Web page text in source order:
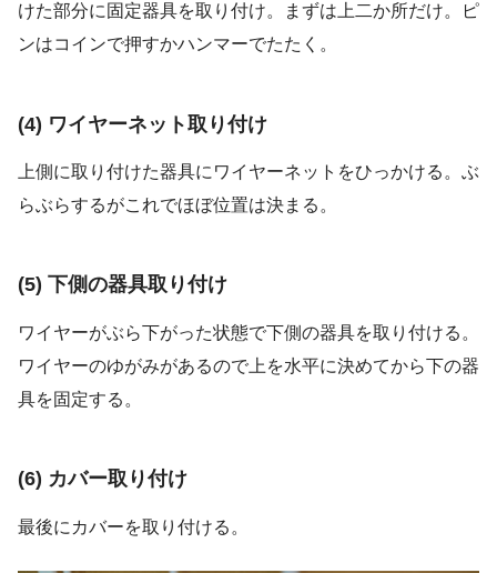
けた部分に固定器具を取り付け。まずは上二か所だけ。ピ
ンはコインで押すかハンマーでたたく。
(4) ワイヤーネット取り付け
上側に取り付けた器具にワイヤーネットをひっかける。ぶ
らぶらするがこれでほぼ位置は決まる。
(5) 下側の器具取り付け
ワイヤーがぶら下がった状態で下側の器具を取り付ける。
ワイヤーのゆがみがあるので上を水平に決めてから下の器
具を固定する。
(6) カバー取り付け
最後にカバーを取り付ける。